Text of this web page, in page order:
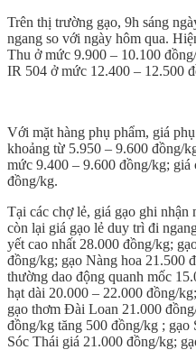
Trên thị trường gạo, 9h sáng
ngang so với ngày hôm qua.
Thu ở mức 9.900 – 10.100
IR 504 ở mức 12.400 – 12.500
Với mặt hàng phụ phẩm, giá
khoảng từ 5.950 – 9.600 đồng/
mức 9.400 – 9.600 đồng/kg;
đồng/kg.
Tại các chợ lẻ, giá gạo ghi nhận
còn lại giá gạo lẻ duy trì đi
yết cao nhất 28.000 đồng/kg;
đồng/kg; gạo Nàng hoa 21.500
thường dao động quanh mốc
hạt dài 20.000 – 22.000 đồng/
gạo thơm Đài Loan 21.000
đồng/kg tăng 500 đồng/kg ;
Sóc Thái giá 21.000 đồng/kg;